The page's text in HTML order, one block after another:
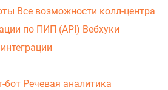
Все возможности колл-центра
по ПИП (API) Вебхуки
бот Речевая аналитика